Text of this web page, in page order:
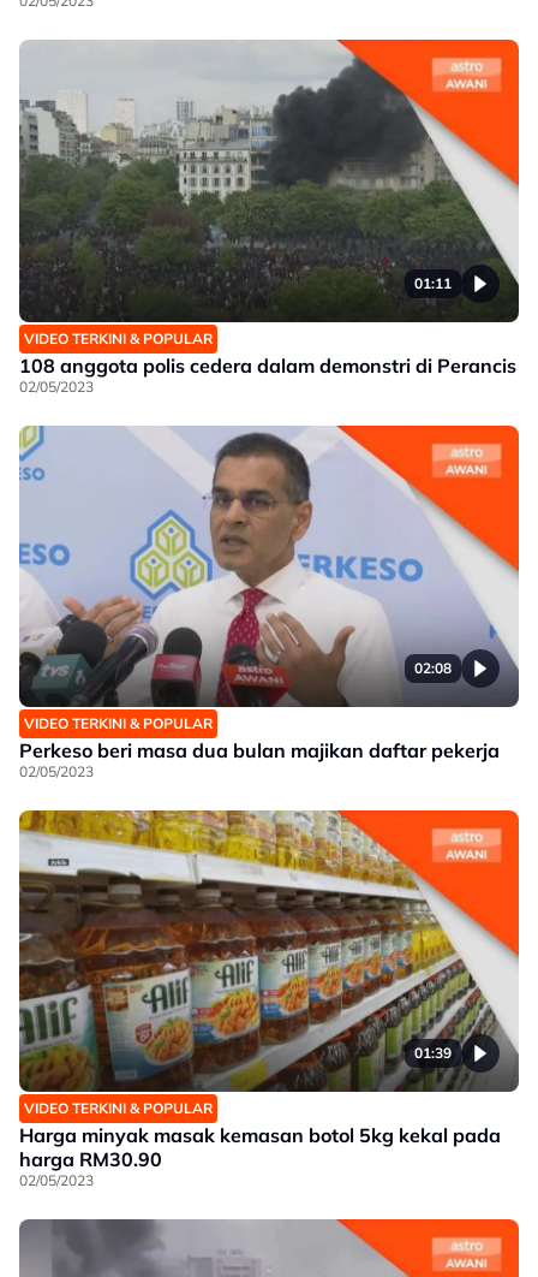
01:11
VIDEO TERKINI & POPULAR
108 anggota polis cedera dalam demonstri di Perancis
02/05/2023
02:08
VIDEO TERKINI & POPULAR
Perkeso beri masa dua bulan majikan daftar pekerja
02/05/2023
01:39
VIDEO TERKINI & POPULAR
Harga minyak masak kemasan botol 5kg kekal pada
harga RM30.90
02/05/2023